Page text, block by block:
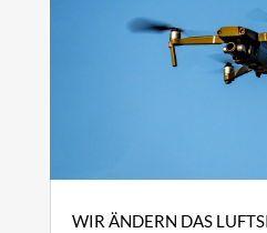
WIR ÄNDERN DAS